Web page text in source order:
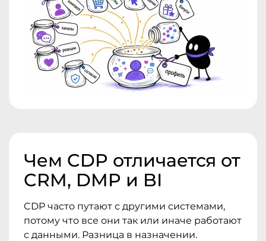
Чем CDP отличается от
CRM, DMP и BI
CDP часто путают с другими системами,
потому что все они так или иначе работают
с данными. Разница в назначении.